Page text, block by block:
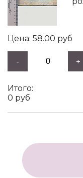
58.00 руб
- +
0 руб